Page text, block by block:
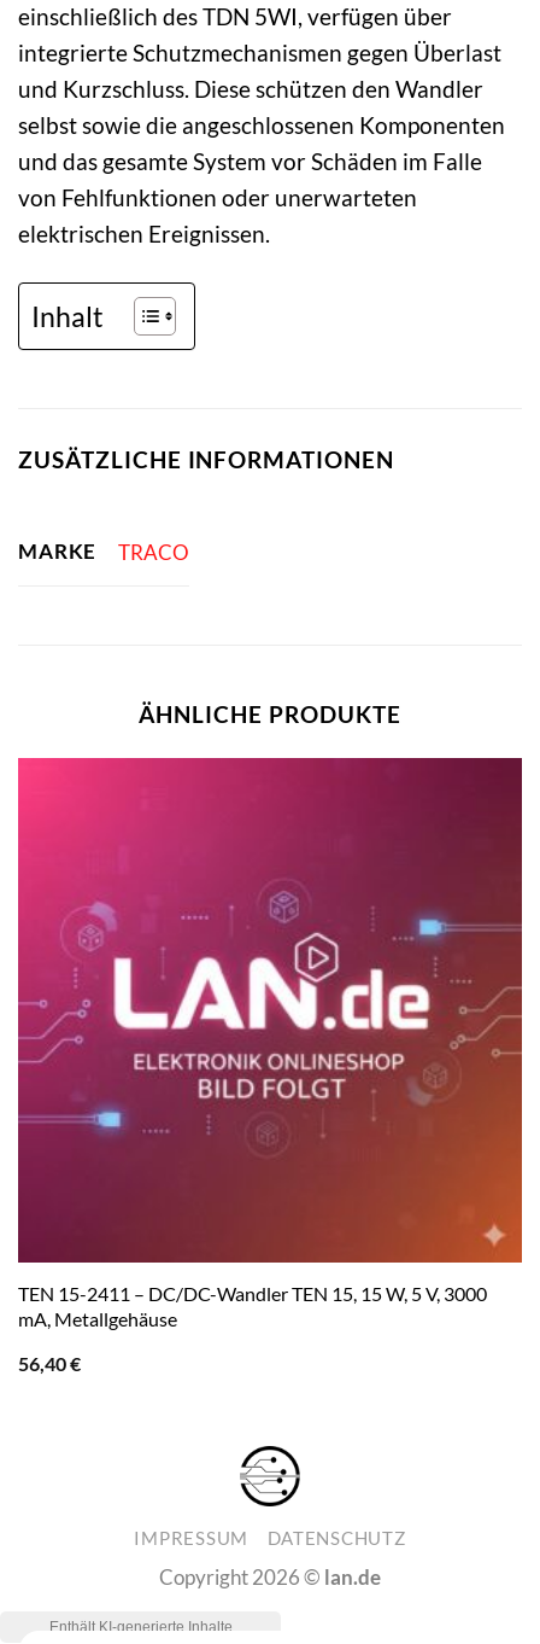
einschließlich des TDN 5WI, verfügen über
integrierte Schutzmechanismen gegen Überlast
und Kurzschluss. Diese schützen den Wandler
selbst sowie die angeschlossenen Komponenten
und das gesamte System vor Schäden im Falle
von Fehlfunktionen oder unerwarteten
elektrischen Ereignissen.
Inhalt
ZUSÄTZLICHE INFORMATIONEN
MARKE TRACO
ÄHNLICHE PRODUKTE
TEN 15-2411 – DC/DC-Wandler TEN 15, 15 W, 5 V, 3000
mA, Metallgehäuse
56,40€
IMPRESSUM DATENSCHUTZ
Copyright 2026 © lan.de